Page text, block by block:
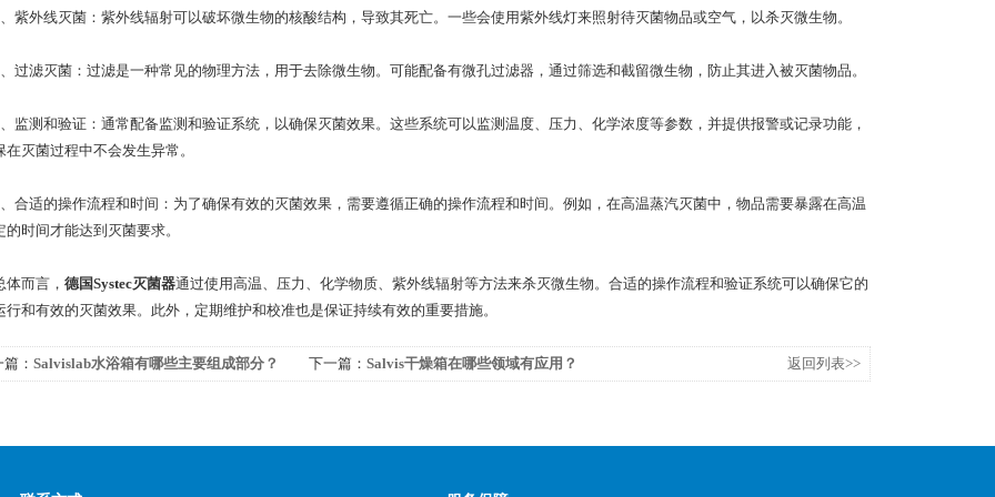
外线灭菌：紫外线辐射可以破坏微生物的核酸结构，导致其死亡。一些会使用紫外线灯来照射待灭菌物品或空气，以杀灭微生物。
滤灭菌：过滤是一种常见的物理方法，用于去除微生物。可能配备有微孔过滤器，通过筛选和截留微生物，防止其进入被灭菌物品。
测和验证：通常配备监测和验证系统，以确保灭菌效果。这些系统可以监测温度、压力、化学浓度等参数，并提供报警或记录功能，
在灭菌过程中不会发生异常。
适的操作流程和时间：为了确保有效的灭菌效果，需要遵循正确的操作流程和时间。例如，在高温蒸汽灭菌中，物品需要暴露在高温
的时间才能达到灭菌要求。
而言， 德国Systec灭菌器通过使用高温、压力、化学物质、紫外线辐射等方法来杀灭微生物。合适的操作流程和验证系统可以确保它的
行和有效的灭菌效果。此外，定期维护和校准也是保证持续有效的重要措施。
： Salvislab水浴箱有哪些主要组成部分？ 下一篇： Salvis干燥箱在哪些领域有应用？ 返回列表>>